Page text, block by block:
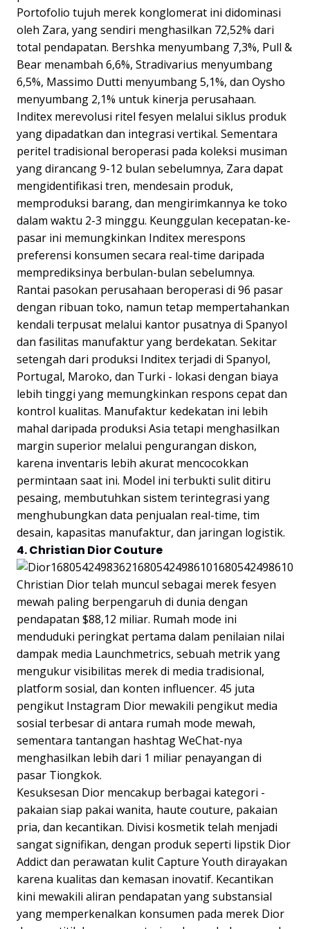
Portofolio tujuh merek konglomerat ini didominasi
oleh Zara, yang sendiri menghasilkan 72,52% dari
total pendapatan. Bershka menyumbang 7,3%, Pull &
Bear menambah 6,6%, Stradivarius menyumbang
6,5%, Massimo Dutti menyumbang 5,1%, dan Oysho
menyumbang 2,1% untuk kinerja perusahaan.
Inditex merevolusi ritel fesyen melalui siklus produk
yang dipadatkan dan integrasi vertikal. Sementara
peritel tradisional beroperasi pada koleksi musiman
yang dirancang 9-12 bulan sebelumnya, Zara dapat
mengidentifikasi tren, mendesain produk,
memproduksi barang, dan mengirimkannya ke toko
dalam waktu 2-3 minggu. Keunggulan kecepatan-ke-
pasar ini memungkinkan Inditex merespons
preferensi konsumen secara real-time daripada
memprediksinya berbulan-bulan sebelumnya.
Rantai pasokan perusahaan beroperasi di 96 pasar
dengan ribuan toko, namun tetap mempertahankan
kendali terpusat melalui kantor pusatnya di Spanyol
dan fasilitas manufaktur yang berdekatan. Sekitar
setengah dari produksi Inditex terjadi di Spanyol,
Portugal, Maroko, dan Turki - lokasi dengan biaya
lebih tinggi yang memungkinkan respons cepat dan
kontrol kualitas. Manufaktur kedekatan ini lebih
mahal daripada produksi Asia tetapi menghasilkan
margin superior melalui pengurangan diskon,
karena inventaris lebih akurat mencocokkan
permintaan saat ini. Model ini terbukti sulit ditiru
pesaing, membutuhkan sistem terintegrasi yang
menghubungkan data penjualan real-time, tim
desain, kapasitas manufaktur, dan jaringan logistik.
4. Christian Dior Couture
Christian Dior telah muncul sebagai merek fesyen
mewah paling berpengaruh di dunia dengan
pendapatan $88,12 miliar. Rumah mode ini
menduduki peringkat pertama dalam penilaian nilai
dampak media Launchmetrics, sebuah metrik yang
mengukur visibilitas merek di media tradisional,
platform sosial, dan konten influencer. 45 juta
pengikut Instagram Dior mewakili pengikut media
sosial terbesar di antara rumah mode mewah,
sementara tantangan hashtag WeChat-nya
menghasilkan lebih dari 1 miliar penayangan di
pasar Tiongkok.
Kesuksesan Dior mencakup berbagai kategori -
pakaian siap pakai wanita, haute couture, pakaian
pria, dan kecantikan. Divisi kosmetik telah menjadi
sangat signifikan, dengan produk seperti lipstik Dior
Addict dan perawatan kulit Capture Youth dirayakan
karena kualitas dan kemasan inovatif. Kecantikan
kini mewakili aliran pendapatan yang substansial
yang memperkenalkan konsumen pada merek Dior